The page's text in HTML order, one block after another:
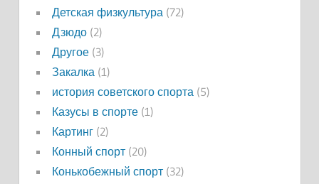
Детская физкультура (72)
Дзюдо(2)
Другое(3)
Закалка (1)
история советского спорта (5)
Казусы в спорте(1)
Картинг(2)
Конный спорт(20)
Конькобежный спорт(32)